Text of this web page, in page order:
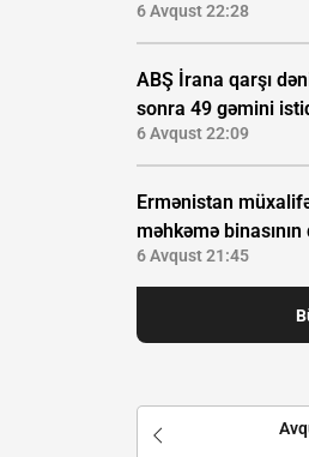
6 Avqust 22:28
ABŞ İrana qarşı
sonra 49 gəmini
6 Avqust 22:09
Ermənistan
məhkəmə
6 Avqust 21:45